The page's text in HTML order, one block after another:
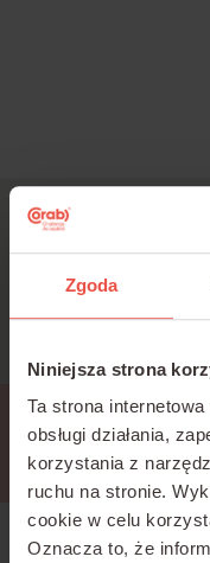
Zgoda
Niniejsza strona
Ta strona
obsługi działania,
korzystania z
ruchu na stronie.
cookie w celu
Oznacza to, że
Jesteś
Napisz: